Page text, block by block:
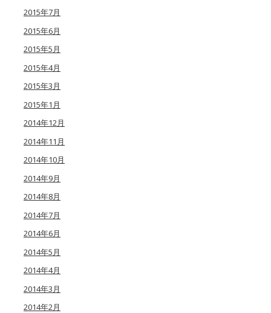
2015年7月
2015年6月
2015年5月
2015年4月
2015年3月
2015年1月
2014年12月
2014年11月
2014年10月
2014年9月
2014年8月
2014年7月
2014年6月
2014年5月
2014年4月
2014年3月
2014年2月